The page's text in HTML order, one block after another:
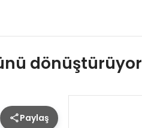
dönüştürüyor
Paylaş